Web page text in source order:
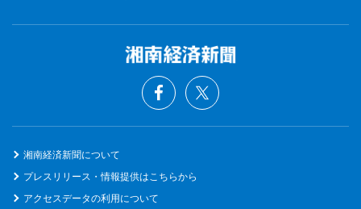
湘南経済新聞について
プレスリリース・情報提供はこちらから
アクセスデータの利用について